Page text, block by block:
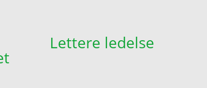
Lettere ledelse